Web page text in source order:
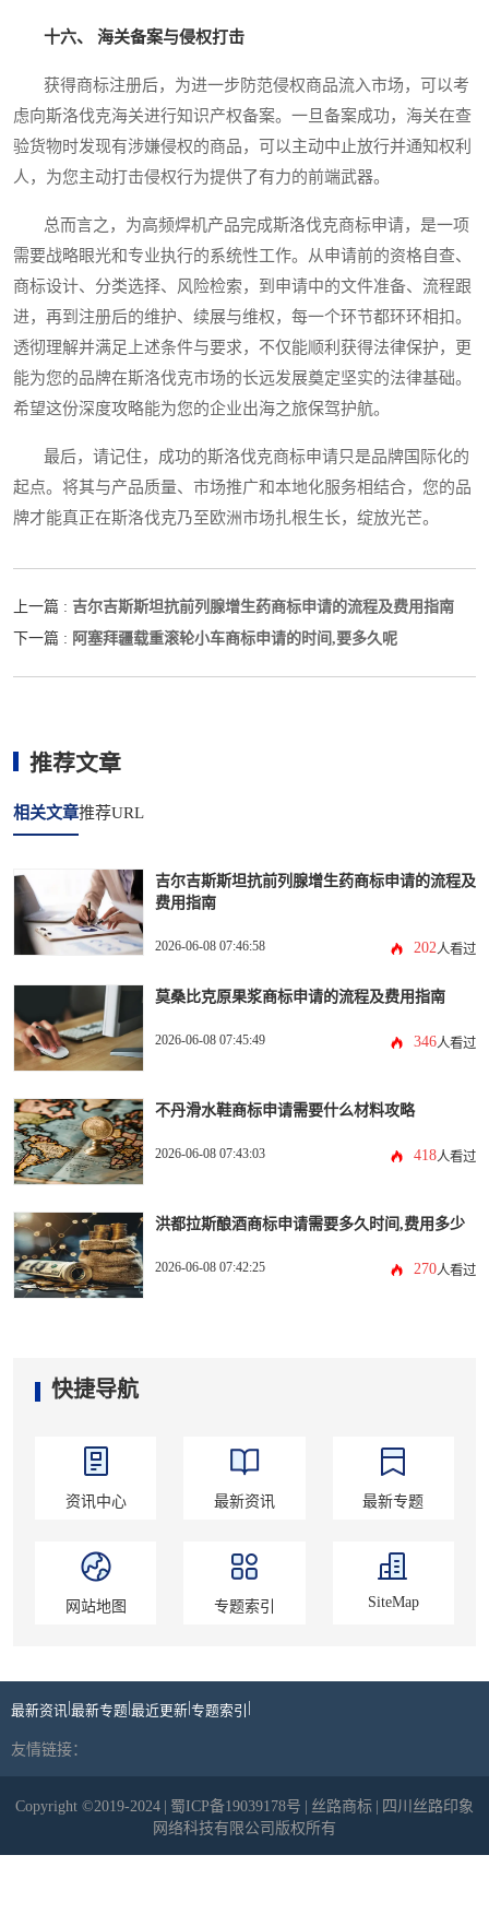
十六、 海关备案与侵权打击
获得商标注册后，为进一步防范侵权商品流入市场，可以考
虑向斯洛伐克海关进行知识产权备案。一旦备案成功，海关在查
验货物时发现有涉嫌侵权的商品，可以主动中止放行并通知权利
人，为您主动打击侵权行为提供了有力的前端武器。
总而言之，为高频焊机产品完成斯洛伐克商标申请，是一项
需要战略眼光和专业执行的系统性工作。从申请前的资格自查、
商标设计、分类选择、风险检索，到申请中的文件准备、流程跟
进，再到注册后的维护、续展与维权，每一个环节都环环相扣。
透彻理解并满足上述条件与要求，不仅能顺利获得法律保护，更
能为您的品牌在斯洛伐克市场的长远发展奠定坚实的法律基础。
希望这份深度攻略能为您的企业出海之旅保驾护航。
最后，请记住，成功的斯洛伐克商标申请只是品牌国际化的
起点。将其与产品质量、市场推广和本地化服务相结合，您的品
牌才能真正在斯洛伐克乃至欧洲市场扎根生长，绽放光芒。
上一篇 : 吉尔吉斯斯坦抗前列腺增生药商标申请的流程及费用指南
下一篇 : 阿塞拜疆载重滚轮小车商标申请的时间,要多久呢
推荐文章
相关文章推荐URL
吉尔吉斯斯坦抗前列腺增生药商标申请的流程及
费用指南
2026-06-08 07:46:58 202人看过
莫桑比克原果浆商标申请的流程及费用指南
2026-06-08 07:45:49 346人看过
不丹滑水鞋商标申请需要什么材料攻略
2026-06-08 07:43:03 418人看过
洪都拉斯酿酒商标申请需要多久时间,费用多少
2026-06-08 07:42:25 270人看过
快捷导航
资讯中心 最新资讯 最新专题
网站地图 专题索引 SiteMap
最新资讯 最新专题 最近更新 专题索引
友情链接：
Copyright ©2019-2024 蜀ICP备19039178号 丝路商标
四川丝路印象
网络科技有限公司版权所有